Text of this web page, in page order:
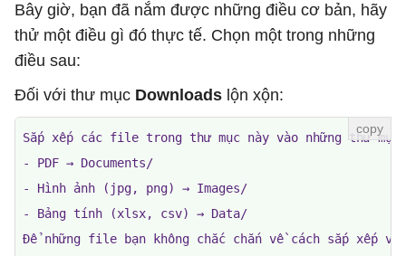
Bây giờ, bạn đã nắm được những điều cơ bản, hãy
thử một điều gì đó thực tế. Chọn một trong những
điều sau:
Đối với thư mục Downloads lộn xộn:
Sắp xếp các file trong thư mục này vào những thư
- PDF → Documents/
- Hình ảnh (jpg, png) → Images/
- Bảng tính (xlsx, csv) → Data/
Để những file bạn không chắc chắn về cách sắp xếp